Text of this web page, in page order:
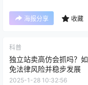
海报分享 收藏
科普
独立站卖高仿会抓吗？
免法律风险并稳步发展
2025-1-28 10:32:56